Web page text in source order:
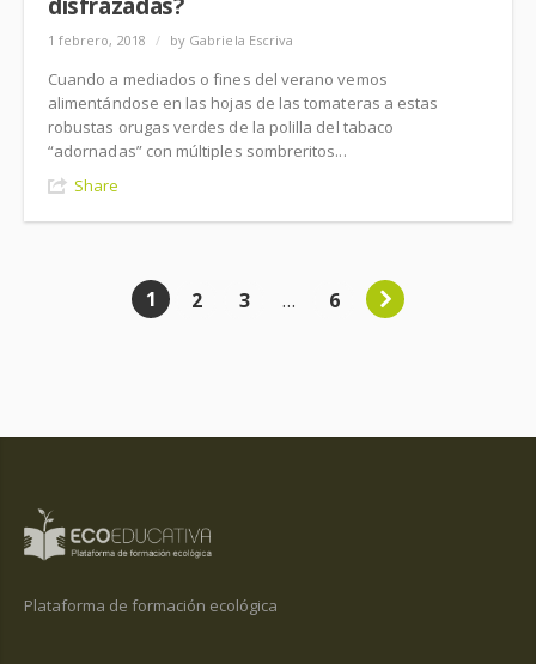
1 febrero, 2018 / by Gabriela Escriva
Cuando a mediados o fines del verano vemos
alimentándose en las hojas de las tomateras a estas
robustas orugas verdes de la polilla del tabaco
“adornadas” con múltiples sombreritos...
Share
1 2 3 … 6
Plataforma de formación ecológica